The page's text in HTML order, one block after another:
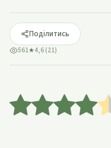
Поділитись
561★4,6 (21)